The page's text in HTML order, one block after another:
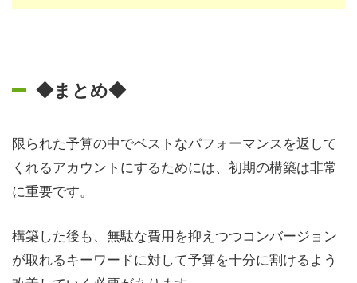
◆まとめ◆
限られた予算の中でベストなパフォーマンスを返して
くれるアカウントにするためには、初期の構築は非常
に重要です。
構築した後も、無駄な費用を抑えつつコンバージョン
が取れるキーワードに対して予算を十分に割けるよう